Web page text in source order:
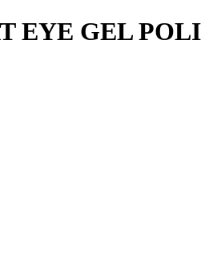
EYE GEL